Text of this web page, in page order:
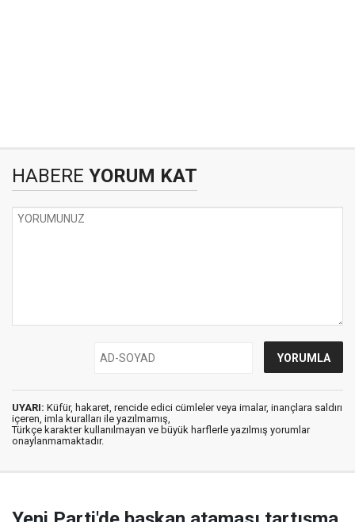
HABERE YORUM KAT
UYARI: Küfür, hakaret, rencide edici cümleler veya imalar, inançlara saldırı
içeren, imla kuralları ile yazılmamış,
Türkçe karakter kullanılmayan ve büyük harflerle yazılmış yorumlar
onaylanmamaktadır.